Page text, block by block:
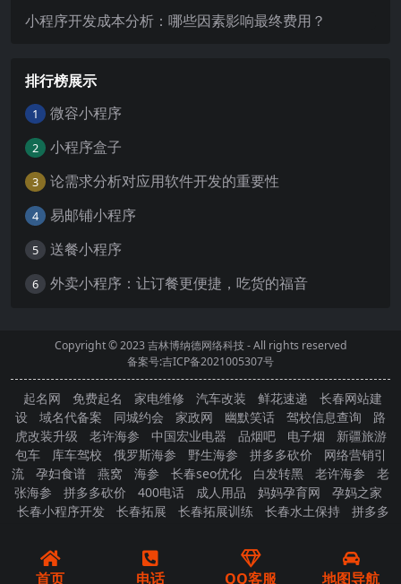
小程序开发成本分析：哪些因素影响最终费用？
排行榜展示
1 微容小程序
2 小程序盒子
3 论需求分析对应用软件开发的重要性
4 易邮铺小程序
5 送餐小程序
6 外卖小程序：让订餐更便捷，吃货的福音
Copyright © 2023吉林博纳德网络科技- All rights reserved
备案号:吉ICP备2021005307号
起名网 免费起名 家电维修 汽车改装 鲜花速递
长春网站建
设
域名代备案 同城约会 家政网 幽默笑话 驾校信息查询
路
虎改装升级
老许海参 中国宏业电器 品烟吧 电子烟
新疆旅游
包车
库车驾校 俄罗斯海参 野生海参 拼多多砍价
网络营销引
流
孕妇食谱 燕窝 海参 长春seo优化 白发转黑 老许海参
老
张海参
拼多多砍价 400电话 成人用品 妈妈孕育网
孕妈之家
长春小程序开发
长春拓展 长春拓展训练 长春水土保持
拼多多
首页 电话 QQ客服 地图导航